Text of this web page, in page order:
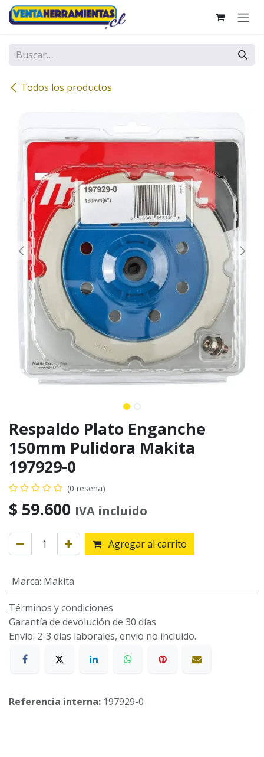
Ir al contenido
Todos los productos
Respaldo Plato Enganche
150mm Pulidora Makita
197929-0
(0 reseña)
$ 59.600 IVA incluido
Agregar al carrito
Marca: Makita
Términos y condiciones
Garantía de devolución de 30 días
Envío: 2-3 días laborales, envío no incluido.
Referencia interna: 197929-0